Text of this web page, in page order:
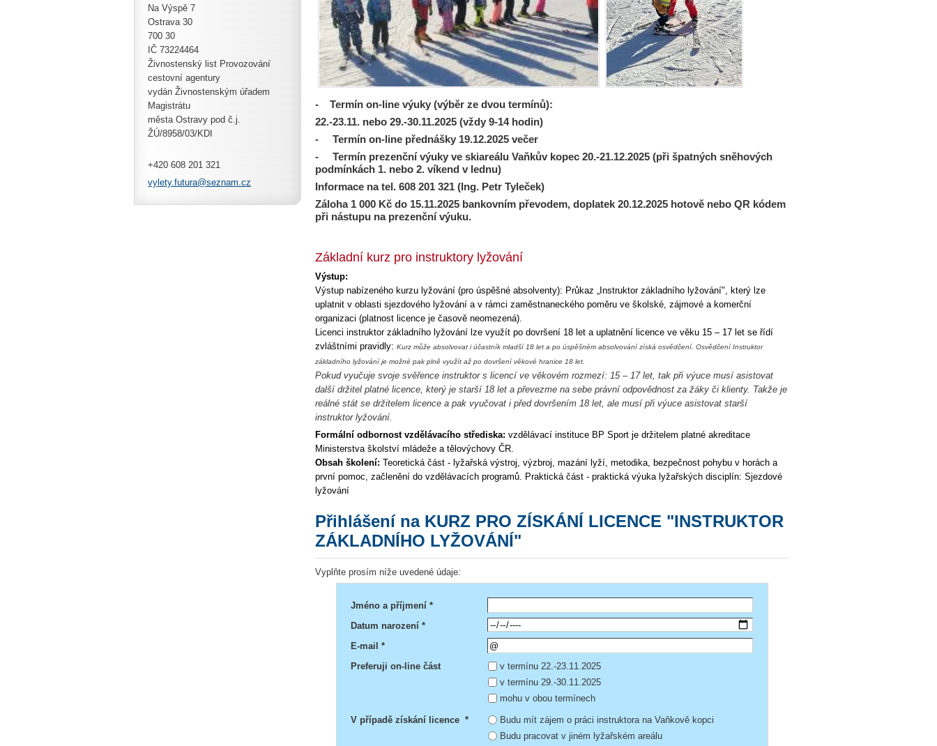
- Termín on-line výuky (výběr ze dvou termínů):
22.-23.11. nebo 29.-30.11.2025 (vždy 9-14 hodin)
- Termín on-line přednášky 19.12.2025 večer
- Termín prezenční výuky ve skiareálu Vaňkův kopec 20.-21.12.2025 (při špatných sněhových
podmínkách 1. nebo 2. víkend v lednu)
Informace na tel. 608 201 321 (Ing. Petr Tyleček)
Záloha 1 000 Kč do 15.11.2025 bankovním převodem, doplatek 20.12.2025 hotově nebo QR kódem
při nástupu na prezenční výuku.
Základní kurz pro instruktory lyžování
Výstup:
Výstup nabízeného kurzu lyžování (pro úspěšné absolventy): Průkaz „Instruktor základního lyžování", který lze
uplatnit v oblasti sjezdového lyžování a v rámci zaměstnaneckého poměru ve školské, zájmové a komerční
organizaci (platnost licence je časově neomezená).
Licenci instruktor základního lyžování lze využít po dovršení 18 let a uplatnění licence ve věku 15 – 17 let se řídí
zvláštními pravidly: Kurz může absolvovat i účastník mladší 18 let a po úspěšném absolvování získá osvědčení. Osvědčení Instruktor
základního lyžování je možné pak plně využít až po dovršení věkové hranice 18 let.
Pokud vyučuje svoje svěřence instruktor s licencí ve věkovém rozmezí: 15 – 17 let, tak při výuce musí asistovat
další držitel platné licence, který je starší 18 let a převezme na sebe právní odpovědnost za žáky či klienty. Takže je
reálné stát se držitelem licence a pak vyučovat i před dovršením 18 let, ale musí při výuce asistovat starší
instruktor lyžování.
Formální odbornost vzdělávacího střediska: vzdělávací instituce BP Sport je držitelem platné akreditace
Ministerstva školství mládeže a tělovýchovy ČR.
Obsah školení: Teoretická část - lyžařská výstroj, výzbroj, mazání lyží, metodika, bezpečnost pohybu v horách a
první pomoc, začlenění do vzdělávacích programů. Praktická část - praktická výuka lyžařských disciplín: Sjezdové
lyžování
Přihlášení na KURZ PRO ZÍSKÁNÍ LICENCE "INSTRUKTOR
ZÁKLADNÍHO LYŽOVÁNÍ"
Vyplňte prosím níže uvedené údaje:
Jméno a příjmení *
Datum narození *
E-mail *
Preferuji on-line část
v termínu 22.-23.11.2025
v termínu 29.-30.11.2025
mohu v obou termínech
V případě získání licence *
Budu mít zájem o práci instruktora na Vaňkově kopci
Budu pracovat v jiném lyžařském areálu
Na Výspě 7
Ostrava 30
700 30
IČ 73224464
Živnostenský list Provozování
cestovní agentury
vydán Živnostenským úřadem
Magistrátu
města Ostravy pod č.j.
ŽÚ/8958/03/KDI
+420 608 201 321
vylety.futura@seznam.cz